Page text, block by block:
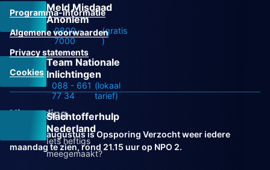
Meld Misdaad
Anoniem
0800 -
7000
(gratis
)
Team Nationale
Inlichtingen
088 - 661
77 34
(lokaal
tarief)
Slachtofferhulp
Nederland
Iets heftigs
meegemaakt?
Programma-informatie
Algemene voorwaarden
Privacy statements
Cookies
Uitzending
Vanaf 31 augustus is Opsporing Verzocht weer iedere
maandag te zien, rond 21.15 uur op NPO 2.